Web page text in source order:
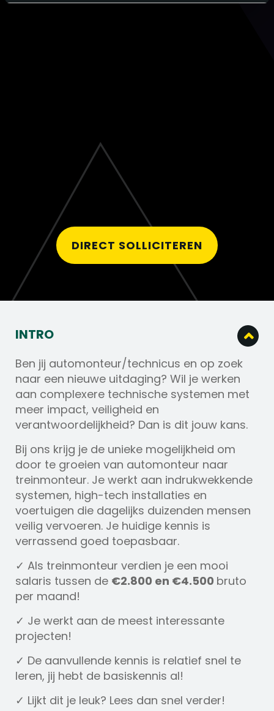
DIRECT SOLLICITEREN
INTRO
Ben jij automonteur/technicus en op zoek
naar een nieuwe uitdaging? Wil je werken
aan complexere technische systemen met
meer impact, veiligheid en
verantwoordelijkheid? Dan is dit jouw kans.
Bij ons krijg je de unieke mogelijkheid om
door te groeien van automonteur naar
treinmonteur. Je werkt aan indrukwekkende
systemen, high-tech installaties en
voertuigen die dagelijks duizenden mensen
veilig vervoeren. Je huidige kennis is
verrassend goed toepasbaar.
✓ Als treinmonteur verdien je een mooi
salaris tussen de €2.800 en €4.500 bruto
per maand!
✓ Je werkt aan de meest interessante
projecten!
✓ De aanvullende kennis is relatief snel te
leren, jij hebt de basiskennis al!
✓ Lijkt dit je leuk? Lees dan snel verder!